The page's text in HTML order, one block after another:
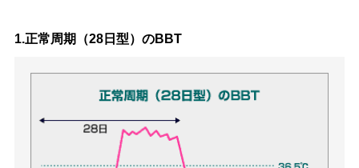
1.正常周期（28日型）のBBT